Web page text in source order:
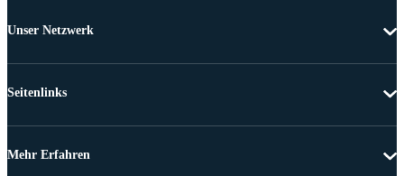
Unser Netzwerk
Seitenlinks
Mehr Erfahren